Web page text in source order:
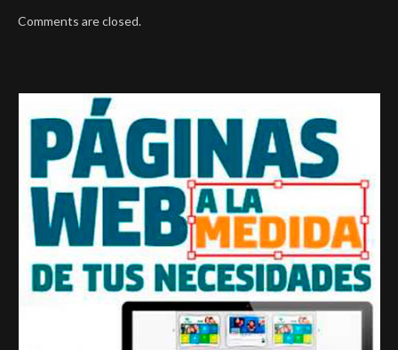
Comments are closed.